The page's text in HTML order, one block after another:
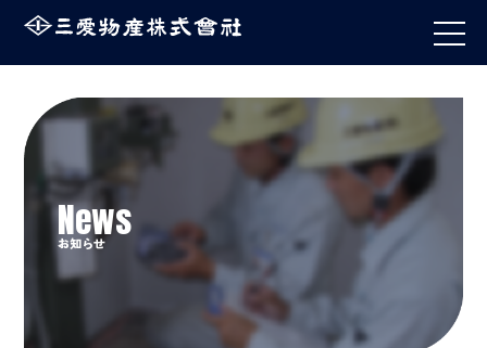
お知らせ